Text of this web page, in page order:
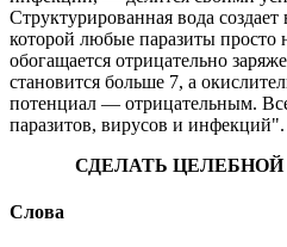
Структурированная вода
которой любые паразиты просто
обогащается отрицательно
становится больше 7, а
потенциал — отрицательным.
паразитов, вирусов и инфекций".
СДЕЛАТЬ
Слова